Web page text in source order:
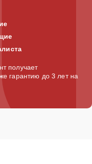
получает
гарантию до 3 лет на